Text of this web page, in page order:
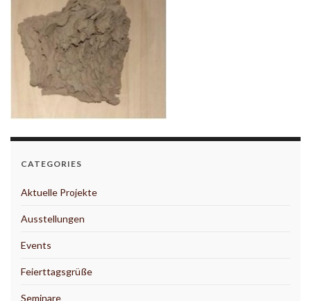
CATEGORIES
Aktuelle Projekte
Ausstellungen
Events
Feierttagsgrüße
Seminare